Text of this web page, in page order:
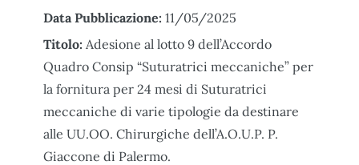
Data Pubblicazione: 11/05/2025
Titolo: Adesione al lotto 9 dell’Accordo
Quadro Consip “Suturatrici meccaniche” per
la fornitura per 24 mesi di Suturatrici
meccaniche di varie tipologie da destinare
alle UU.OO. Chirurgiche dell’A.O.U.P. P.
Giaccone di Palermo.